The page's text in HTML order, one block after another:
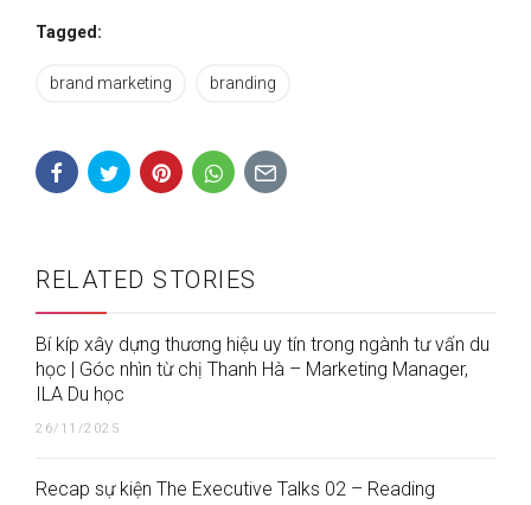
Tagged:
brand marketing branding
RELATED STORIES
Bí kíp xây dựng thương hiệu uy tín trong ngành tư vấn du
học | Góc nhìn từ chị Thanh Hà – Marketing Manager,
ILA Du học
26/11/2025
Recap sự kiện The Executive Talks 02 – Reading